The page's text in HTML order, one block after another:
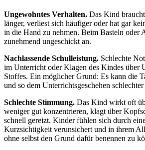
Ungewohntes Verhalten. Das Kind
länger, verliest sich häufiger oder hat gar
in die Hand zu nehmen. Beim Basteln oder
zunehmend ungeschickt an.
Nachlassende Schulleistung. Schlechte
im Unterricht oder Klagen des Kindes über
Stoffes. Ein möglicher Grund: Es kann die
und so dem Unterrichtsgeschehen
Schlechte Stimmung. Das Kind wirkt oft
weniger gut konzentrieren, klagt über
schnell gereizt. Kinder fühlen sich durch
Kurzsichtigkeit verunsichert und in ihrem
ohne selbst den Grund dafür benennen zu